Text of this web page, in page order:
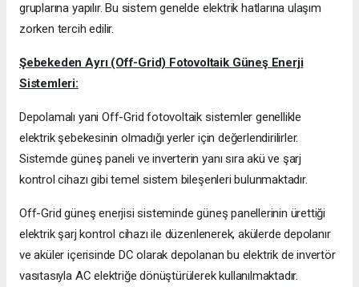
gruplarına yapılır. Bu sistem genelde elektrik hatlarına ulaşım
zorken tercih edilir.
Şebekeden Ayrı (Off-Grid) Fotovoltaik Güneş Enerji
Sistemleri:
Depolamalı yani Off-Grid fotovoltaik sistemler genellikle
elektrik şebekesinin olmadığı yerler için değerlendirilirler.
Sistemde güneş paneli ve inverterin yanı sıra akü ve şarj
kontrol cihazı gibi temel sistem bileşenleri bulunmaktadır.
Off-Grid güneş enerjisi sisteminde güneş panellerinin ürettiği
elektrik şarj kontrol cihazı ile düzenlenerek, akülerde depolanır
ve aküler içerisinde DC olarak depolanan bu elektrik de invertör
vasıtasıyla AC elektriğe dönüştürülerek kullanılmaktadır.